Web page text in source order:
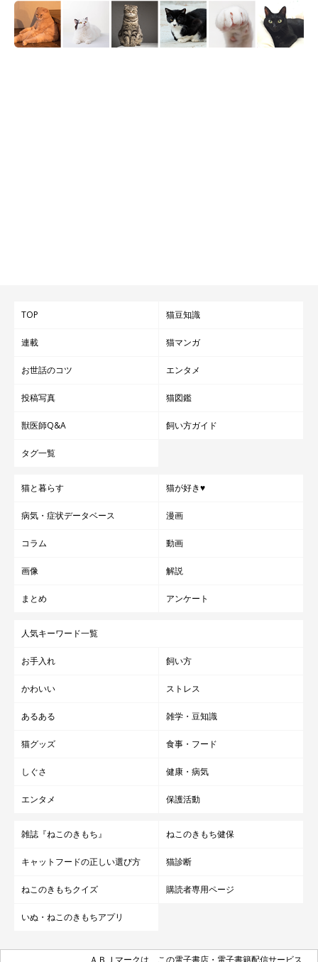
チヨチ歩きで階段も登れず、ジャンプ力も弱かったというコハク
さん。段差を行き来できるようになるだけで、ご夫婦で大喜びし
たそう。
@kohakuu.sen
中心にはいつもコハクさんがいるのだそう。
飼い主さん：
場面で近くに寄ってきてくれます。
した。初めてハンモックに入ってもらったときは、ふたりでガッ
ツポーズしました！（笑） まだまだ遊んでもらいたいものがた
TOP 猫豆知識
連載 猫マンガ
お世話のコツ エンタメ
投稿写真 猫図鑑
獣医師Q&A 飼い方ガイド
タグ一覧
猫と暮らす 猫が好き♥
病気・症状データベース 漫画
コラム 動画
画像 解説
まとめ アンケート
人気キーワード一覧
お手入れ 飼い方
かわいい ストレス
あるある 雑学・豆知識
猫グッズ 食事・フード
しぐさ 健康・病気
エンタメ 保護活動
雑誌『ねこのきもち』 ねこのきもち健保
キャットフードの正しい選び方 猫診断
ねこのきもちクイズ 購読者専用ページ
いぬ・ねこのきもちアプリ
ＡＢＪマークは、この電子書店・電子書籍配信サービス